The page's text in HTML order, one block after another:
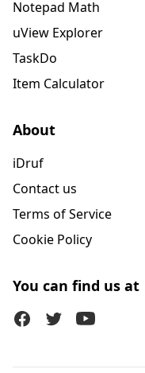
Notepad Math
uView Explorer
TaskDo
Item Calculator
About
iDruf
Contact us
Terms of Service
Cookie Policy
You can find us at
FacebookTwitter (X)Youtube